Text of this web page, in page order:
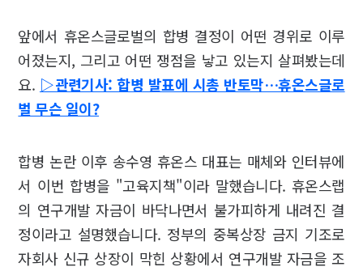
앞에서 휴온스글로벌의 합병 결정이 어떤 경위로 이루
어졌는지, 그리고 어떤 쟁점을 낳고 있는지 살펴봤는데
요. ▷관련기사: 합병 발표에 시총 반토막…휴온스글로
벌 무슨 일이?
합병 논란 이후 송수영 휴온스 대표는 매체와 인터뷰에
서 이번 합병을 "고육지책"이라 말했습니다. 휴온스랩
의 연구개발 자금이 바닥나면서 불가피하게 내려진 결
정이라고 설명했습니다. 정부의 중복상장 금지 기조로
자회사 신규 상장이 막힌 상황에서 연구개발 자금을 조